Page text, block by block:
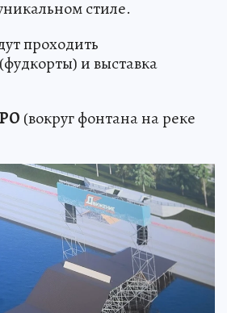
стиле.
проходить
и выставка
(вокруг фонтана на реке